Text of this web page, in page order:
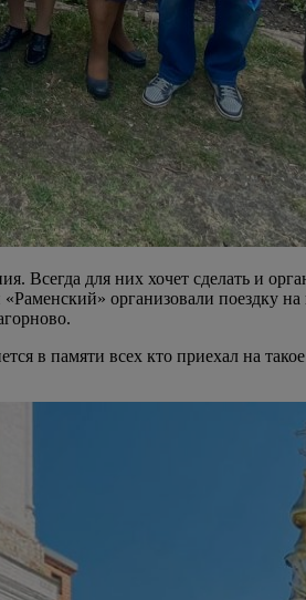
Всегда для них хочет сделать и
организовали поездку
в памяти всех кто приехал на